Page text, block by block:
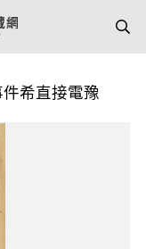
希直接電豫